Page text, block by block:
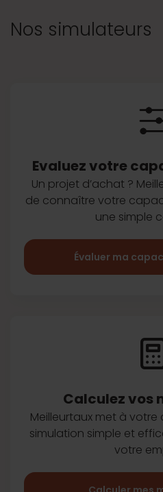
Nos simulateurs
Evaluez votre
Un projet d’achat ?
de connaître votre
une simple
Évaluer ma
Calculez vos
Meilleurtaux met à votre
simulation simple et
votre